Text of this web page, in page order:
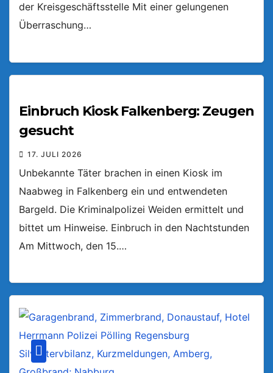
der Kreisgeschäftsstelle Mit einer gelungenen
Überraschung…
Einbruch Kiosk Falkenberg: Zeugen
gesucht
17. JULI 2026
Unbekannte Täter brachen in einen Kiosk im
Naabweg in Falkenberg ein und entwendeten
Bargeld. Die Kriminalpolizei Weiden ermittelt und
bittet um Hinweise. Einbruch in den Nachtstunden
Am Mittwoch, den 15.…